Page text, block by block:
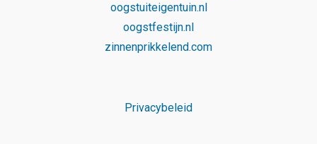
oogstuiteigentuin.nl
oogstfestijn.nl
zinnenprikkelend.com
Privacybeleid